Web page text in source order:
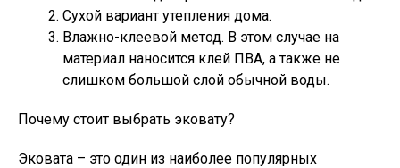
Сухой вариант утепления дома.
Влажно-клеевой метод. В этом случае на
материал наносится клей ПВА, а также не
слишком большой слой обычной воды.
Почему стоит выбрать эковату?
Эковата – это один из наиболее популярных